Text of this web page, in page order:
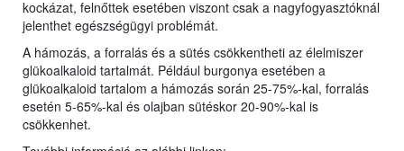
kockázat, felnőttek esetében viszont csak a nagyfogyasztóknál
jelenthet egészségügyi problémát.
A hámozás, a forralás és a sütés csökkentheti az élelmiszer
glükoalkaloid tartalmát. Például burgonya esetében a
glükoalkaloid tartalom a hámozás során 25-75%-kal, forralás
esetén 5-65%-kal és olajban sütéskor 20-90%-kal is
csökkenhet.